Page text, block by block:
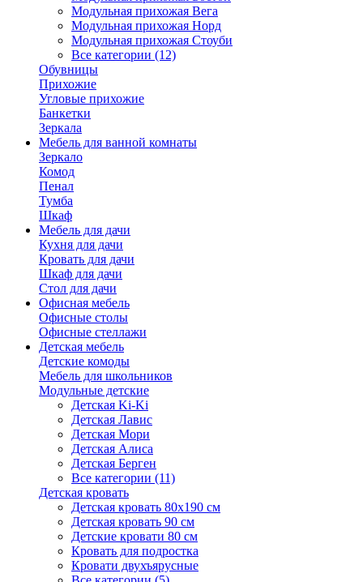
Модульная прихожая Вега
Модульная прихожая Норд
Модульная прихожая Стоуби
Все категории (12)
Обувницы
Прихожие
Угловые прихожие
Банкетки
Зеркала
Мебель для ванной комнаты
Зеркало
Комод
Пенал
Тумба
Шкаф
Мебель для дачи
Кухня для дачи
Кровать для дачи
Шкаф для дачи
Стол для дачи
Офисная мебель
Офисные столы
Офисные стеллажи
Детская мебель
Детские комоды
Мебель для школьников
Модульные детские
Детская Ki-Ki
Детская Лавис
Детская Мори
Детская Алиса
Детская Берген
Все категории (11)
Детская кровать
Детская кровать 80х190 см
Детская кровать 90 см
Детские кровати 80 см
Кровать для подростка
Кровати двухъярусные